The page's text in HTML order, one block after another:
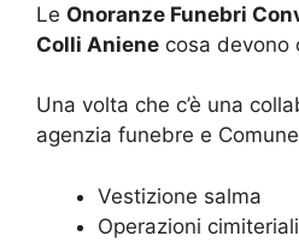
Le Onoranze Funebri
Colli Aniene cosa devono
Una volta che c’è una
agenzia funebre e
Vestizione salma
Operazioni cimiteriali